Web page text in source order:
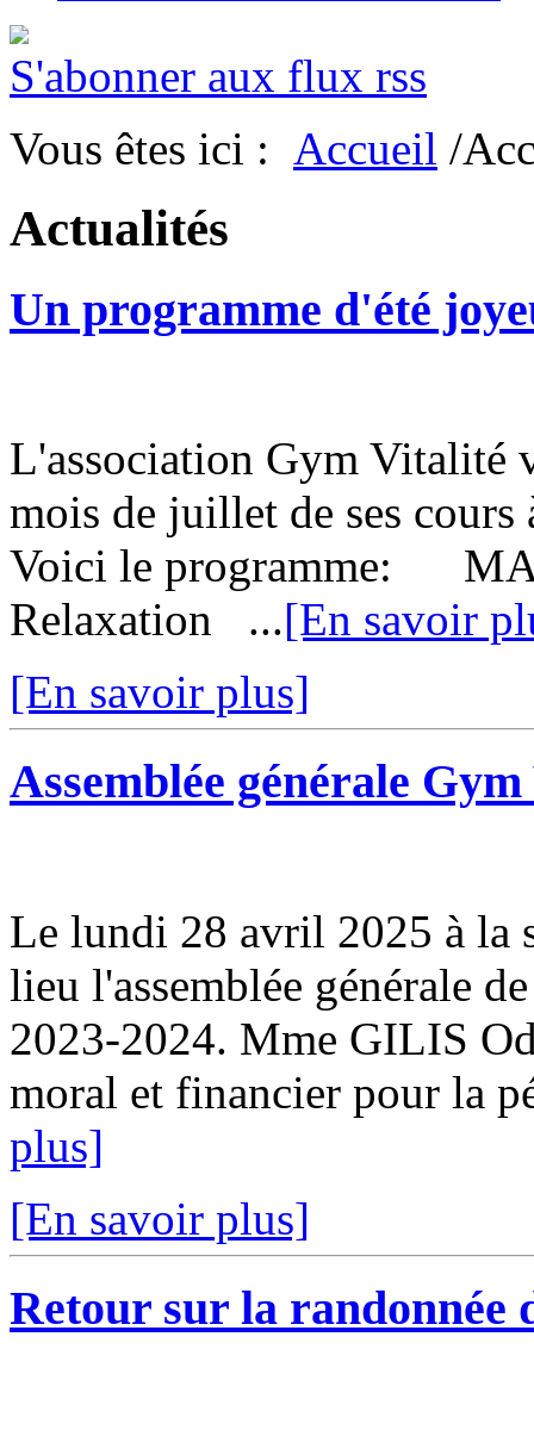
S'abonner aux flux rss
Vous êtes ici : Accueil /
Actualités
Un programme d'été
L'association Gym Vitalité
mois de juillet de ses
Voici le programme:
Relaxation ...[En savoir
[En savoir plus]
Assemblée générale
Le lundi 28 avril 2025 à la
lieu l'assemblée générale
2023-2024. Mme GILIS
moral et financier pour la
plus]
[En savoir plus]
Retour sur la randonnée